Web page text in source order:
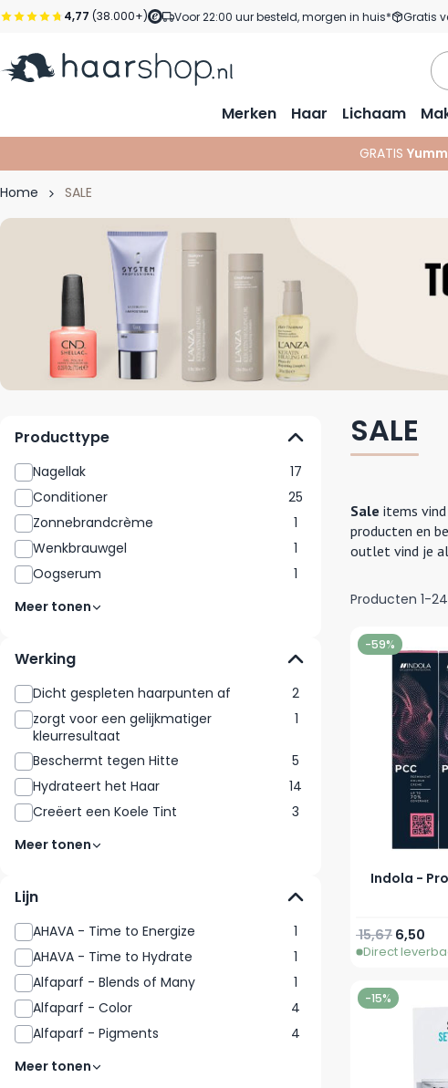
Ga naar de inhoud
4,77 (38.000+) Voor 22:00 uur besteld, morgen in huis* Gratis
Merken Haar Lichaam
GRATIS
Home SALE
SALE
Producttype
Nagellak
17
Conditioner
25
Zonnebrandcrème
1
Wenkbrauwgel
1
Oogserum
1
Meer tonen
Werking
Dicht gespleten haarpunten af
2
zorgt voor een gelijkmatiger
kleurresultaat
1
Beschermt tegen Hitte
5
Hydrateert het Haar
14
Creëert een Koele Tint
3
Meer tonen
Lijn
AHAVA - Time to Energize
1
AHAVA - Time to Hydrate
1
Alfaparf - Blends of Many
1
Alfaparf - Color
4
Alfaparf - Pigments
4
Meer tonen
Sale items
producten en
outlet vind je
Producten 1-24
-59%
Indola -
Vanaf
6,50
Normale prijs
15,67
Direct
-15%